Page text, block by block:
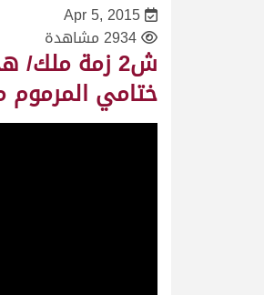
Apr 5, 2015
2934 مشاهدة
ش2 زمة
ختامي المرموم مساء 12/4/2015-